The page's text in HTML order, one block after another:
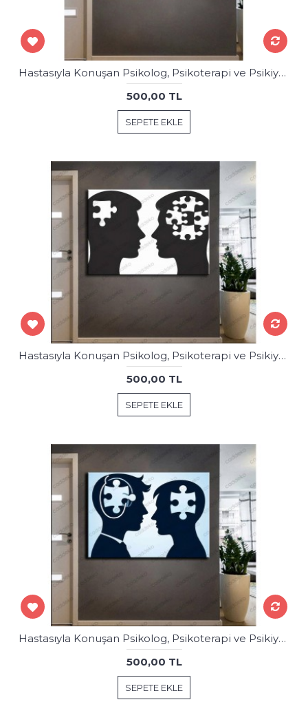
Hastasıyla Konuşan Psikolog, Psikoterapi ve Psikiyatri Merkezi, Terapi Odası Tablosu psk106
500,00 TL
SEPETE EKLE
Hastasıyla Konuşan Psikolog, Psikoterapi ve Psikiyatri Merkezi, Terapi Odası Tablosu psk109
500,00 TL
SEPETE EKLE
Hastasıyla Konuşan Psikolog, Psikoterapi ve Psikiyatri Merkezi, Terapi Odası Tablosu psk110
500,00 TL
SEPETE EKLE